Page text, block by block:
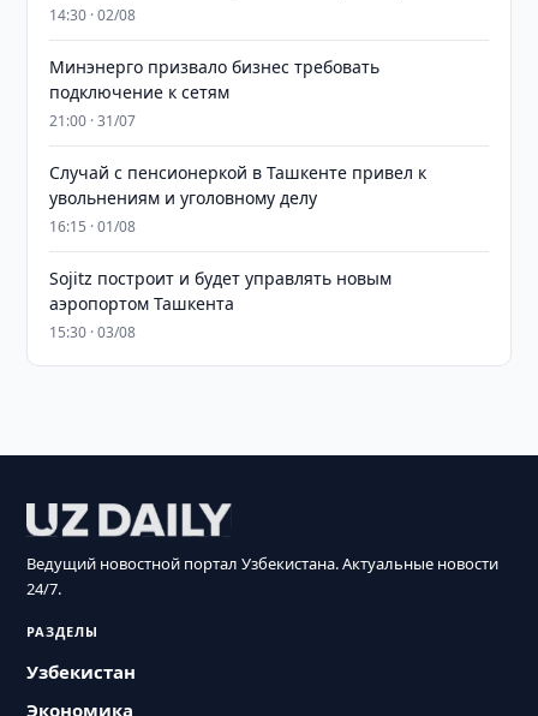
14:30 · 02/08
Минэнерго призвало бизнес требовать
подключение к сетям
21:00 · 31/07
Случай с пенсионеркой в Ташкенте привел к
увольнениям и уголовному делу
16:15 · 01/08
Sojitz построит и будет управлять новым
аэропортом Ташкента
15:30 · 03/08
Ведущий новостной портал Узбекистана. Актуальные новости
24/7.
РАЗДЕЛЫ
Узбекистан
Экономика